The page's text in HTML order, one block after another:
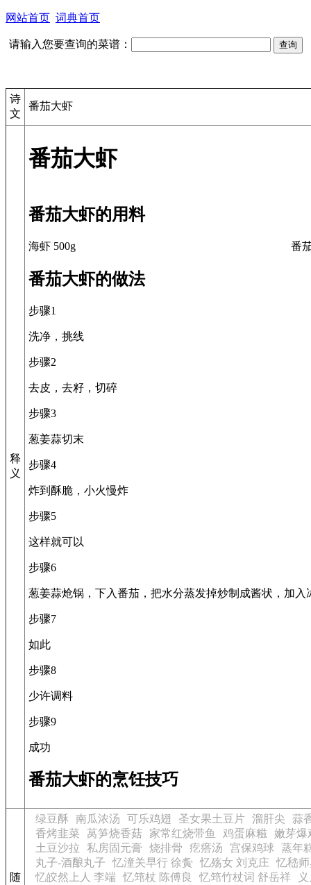
网站首页 词典首页
请输入您要查询的菜谱：
诗
文
番茄大虾
释
义
番茄大虾
番茄大虾的用料
海虾 500g 番
番茄大虾的做法
步骤1
洗净，挑线
步骤2
去皮，去籽，切碎
步骤3
葱姜蒜切末
步骤4
炸到酥脆，小火慢炸
步骤5
这样就可以
步骤6
葱姜蒜炝锅，下入番茄，把水分蒸发掉炒制成酱状，加入
步骤7
如此
步骤8
少许调料
步骤9
成功
番茄大虾的烹饪技巧
随
绿豆酥 南瓜浓汤 可乐鸡翅 圣女果土豆片 溜肝尖
蒜
香烤韭菜
莴笋烧香菇 家常红烧带鱼 鸡蛋麻糍 嫩芽爆
土豆沙拉
私房固元膏 烧排骨 疙瘩汤 宫保鸡球
蒸年
丸子-酒酿丸子
忆潼关早行 徐夤 忆殇女 刘克庄
忆嵇
忆皎然上人 李端
忆筇杖 陈傅良 忆筇竹杖词 舒岳祥